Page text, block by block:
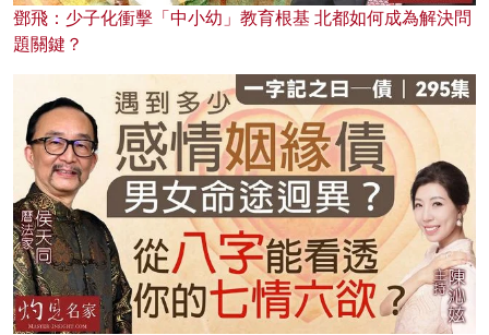
鄧飛：少子化衝擊「中小幼」教育根基 北都如何成為解決問
題關鍵？